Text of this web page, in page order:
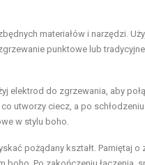
materiałów i narzędzi.
punktowe lub
elektrod do zgrzewania, aby
utworzy ciecz, a po
w stylu boho.
pożądany kształt. Pamiętaj